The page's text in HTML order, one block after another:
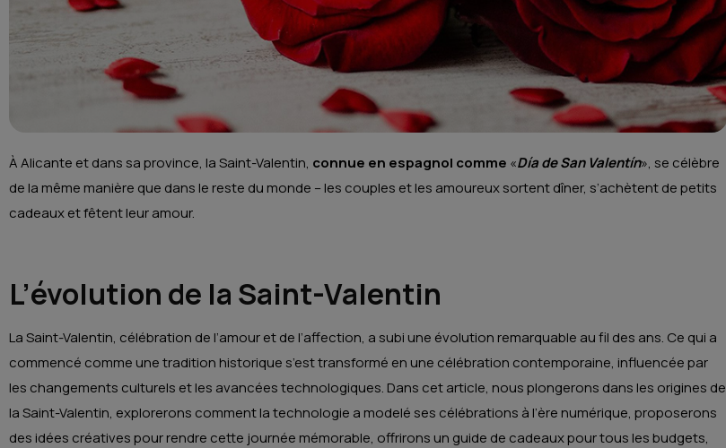
À Alicante et dans sa province, la Saint-Valentin, connue en espagnol comme «Día de San Valentín», se célèbre
de la même manière que dans le reste du monde – les couples et les amoureux sortent dîner, s’achètent de petits
cadeaux et fêtent leur amour.
L’évolution de la Saint-Valentin
La Saint-Valentin, célébration de l’amour et de l’affection, a subi une évolution remarquable au fil des ans. Ce qui a
commencé comme une tradition historique s’est transformé en une célébration contemporaine, influencée par
les changements culturels et les avancées technologiques. Dans cet article, nous plongerons dans les origines de
la Saint-Valentin, explorerons comment la technologie a modelé ses célébrations à l’ère numérique, proposerons
des idées créatives pour rendre cette journée mémorable, offrirons un guide de cadeaux pour tous les budgets,